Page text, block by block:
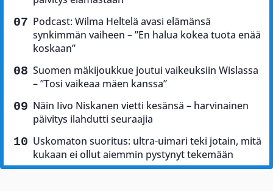
Podcast: Wilma Heltelä avasi elämänsä
synkimmän vaiheen – ”En halua kokea tuota enää
koskaan”
Suomen mäkijoukkue joutui vaikeuksiin Wislassa
– ”Tosi vaikeaa mäen kanssa”
Näin Iivo Niskanen vietti kesänsä – harvinainen
päivitys ilahdutti seuraajia
Uskomaton suoritus: ultra-uimari teki jotain, mitä
kukaan ei ollut aiemmin pystynyt tekemään